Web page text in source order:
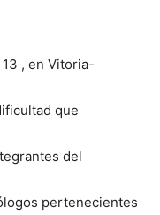
, en Vitoria-
que
del
pertenecientes